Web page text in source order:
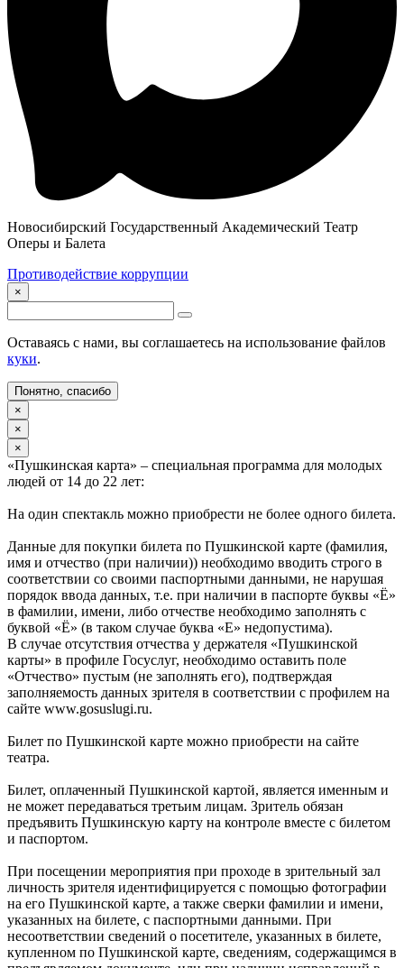
Новосибирский Государственный Академический Театр
Оперы и Балета
Противодействие коррупции
×
Оставаясь с нами, вы соглашаетесь на использование файлов
куки.
Понятно, спасибо
×
×
×
«Пушкинская карта» – специальная программа для молодых
людей от 14 до 22 лет:
На один спектакль можно приобрести не более одного билета.
Данные для покупки билета по Пушкинской карте (фамилия,
имя и отчество (при наличии)) необходимо вводить строго в
соответствии со своими паспортными данными, не нарушая
порядок ввода данных, т.е. при наличии в паспорте буквы «Ё»
в фамилии, имени, либо отчестве необходимо заполнять с
буквой «Ё» (в таком случае буква «Е» недопустима).
В случае отсутствия отчества у держателя «Пушкинской
карты» в профиле Госуслуг, необходимо оставить поле
«Отчество» пустым (не заполнять его), подтверждая
заполняемость данных зрителя в соответствии с профилем на
сайте www.gosuslugi.ru.
Билет по Пушкинской карте можно приобрести на сайте
театра.
Билет, оплаченный Пушкинской картой, является именным и
не может передаваться третьим лицам. Зритель обязан
предъявить Пушкинскую карту на контроле вместе с билетом
и паспортом.
При посещении мероприятия при проходе в зрительный зал
личность зрителя идентифицируется с помощью фотографии
на его Пушкинской карте, а также сверки фамилии и имени,
указанных на билете, с паспортными данными. При
несоответствии сведений о посетителе, указанных в билете,
купленном по Пушкинской карте, сведениям, содержащимся в